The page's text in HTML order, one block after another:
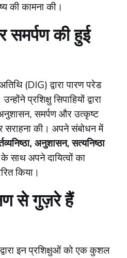
की कामना की।
की हुई
(DIG) द्वारा पारण परेड
प्रशिक्षु सिपाहियों द्वारा
समर्पण और उत्कृष्ट
सराहना की। अपने संबोधन में
अनुशासन, सत्यनिष्ठा
साथ अपने दायित्वों का
किया।
से गुज़रे हैं
इन प्रशिक्षुओं को एक कुशल